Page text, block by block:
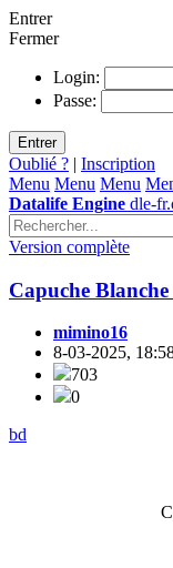
Entrer
Fermer
Login:
Passe:
Entrer
Oublié ? | Inscription
Menu Menu Menu
Datalife Engine dle-
Version complète
Capuche
mimino16
8-03-2025,
703
0
bd